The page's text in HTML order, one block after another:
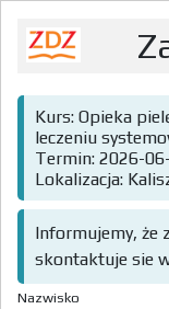
Kurs: Opieka
leczeniu
Termin: 2026-
Lokalizacja:
Informujemy, że
skontaktuje sie
Nazwisko